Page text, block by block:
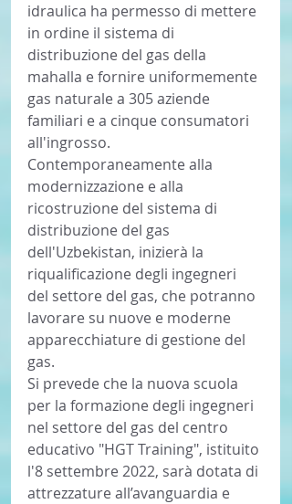
idraulica ha permesso di mettere
in ordine il sistema di
distribuzione del gas della
mahalla e fornire uniformemente
gas naturale a 305 aziende
familiari e a cinque consumatori
all'ingrosso.
Contemporaneamente alla
modernizzazione e alla
ricostruzione del sistema di
distribuzione del gas
dell'Uzbekistan, inizierà la
riqualificazione degli ingegneri
del settore del gas, che potranno
lavorare su nuove e moderne
apparecchiature di gestione del
gas.
Si prevede che la nuova scuola
per la formazione degli ingegneri
nel settore del gas del centro
educativo "HGT Training", istituito
l'8 settembre 2022, sarà dotata di
attrezzature all’avanguardia e